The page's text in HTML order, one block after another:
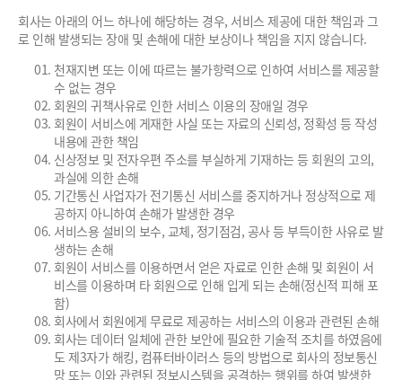
회사는 아래의 어느 하나에 해당하는 경우, 서비스 제공에 대한 책임과 그
로 인해 발생되는 장애 및 손해에 대한 보상이나 책임을 지지 않습니다.
천재지변 또는 이에 따르는 불가항력으로 인하여 서비스를 제공할
수 없는 경우
회원의 귀책사유로 인한 서비스 이용의 장애일 경우
회원이 서비스에 게재한 사실 또는 자료의 신뢰성, 정확성 등 작성
내용에 관한 책임
신상정보 및 전자우편 주소를 부실하게 기재하는 등 회원의 고의,
과실에 의한 손해
기간통신 사업자가 전기통신 서비스를 중지하거나 정상적으로 제
공하지 아니하여 손해가 발생한 경우
서비스용 설비의 보수, 교체, 정기점검, 공사 등 부득이한 사유로 발
생하는 손해
회원이 서비스를 이용하면서 얻은 자료로 인한 손해 및 회원이 서
비스를 이용하며 타 회원으로 인해 입게 되는 손해(정신적 피해 포
함)
회사에서 회원에게 무료로 제공하는 서비스의 이용과 관련된 손해
회사는 데이터 일체에 관한 보안에 필요한 기술적 조치를 하였음에
도 제3자가 해킹, 컴퓨터바이러스 등의 방법으로 회사의 정보통신
망 또는 이와 관련된 정보시스템을 공격하는 행위를 하여 발생한